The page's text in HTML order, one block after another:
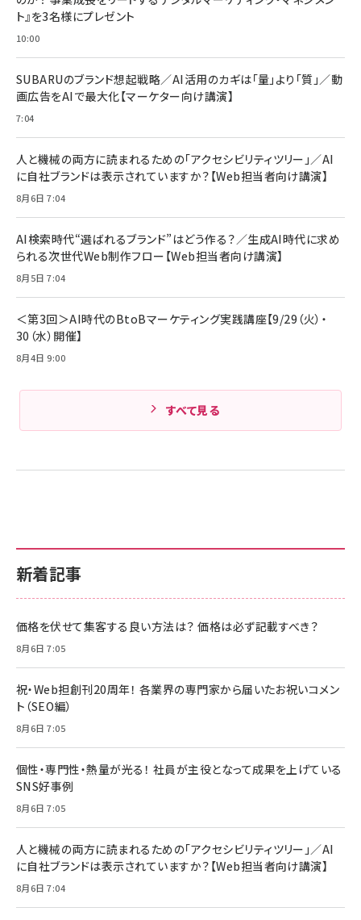
anan(アンアン)2026/07/08号 No.2502[2026
￥880
ママ投資家が育休中に１億貯めた株式投資
組織の成果を最大化する ルールのデザイン
￥1,980
Amazonランキングをもっと見る
￥6,980
全ワイヤレスイヤホン/アクティブノイズキャンセリ
技術基準適合】ブラック
￥5,990
ケーブル Anker絡まないケーブル 240W 結束バン
ド付き USB PD対応 シリコン素材採用 iPhone
17 / 16 / 15 / Galaxy iPad Pro MacBook
Pro/Air 各種対応 (1.8m ミッドナイトブラック)
￥1,890
Anker PowerLine III Flow USB-C & USB-C
Pro/Air 各種対応 (1.8m ミッドナイトブラック)
￥1,890
サッポロ 生ビール 黒ラベル 350ml 缶 24本 ビー
ル ケース買い【6/30応募〆切! 黒ラベルビヤセラー
￥4,857
新着記事
価格を伏せて集客する良い方法は？ 価格は必ず記載すべき？
8月6日 7:05
祝・Web担創刊20周年！ 各業界の専門家から届いたお祝いコメン
ト（SEO編）
8月6日 7:05
個性・専門性・熱量が光る！ 社員が主役となって成果を上げている
SNS好事例
8月6日 7:05
人と機械の両方に読まれるための「アクセシビリティツリー」／AI
に自社ブランドは表示されていますか？【Web担当者向け講演】
8月6日 7:04
ト』を3名様にプレゼント
10:00
SUBARUのブランド想起戦略／AI活用のカギは「量」より「質」／動
画広告をAIで最大化【マーケター向け講演】
7:04
人と機械の両方に読まれるための「アクセシビリティツリー」／AI
に自社ブランドは表示されていますか？【Web担当者向け講演】
8月6日 7:04
AI検索時代“選ばれるブランド”はどう作る？／生成AI時代に求め
られる次世代Web制作フロー【Web担当者向け講演】
8月5日 7:04
＜第3回＞AI時代のBtoBマーケティング実践講座【9/29（火）・
30（水）開催】
8月4日 9:00
すべて見る